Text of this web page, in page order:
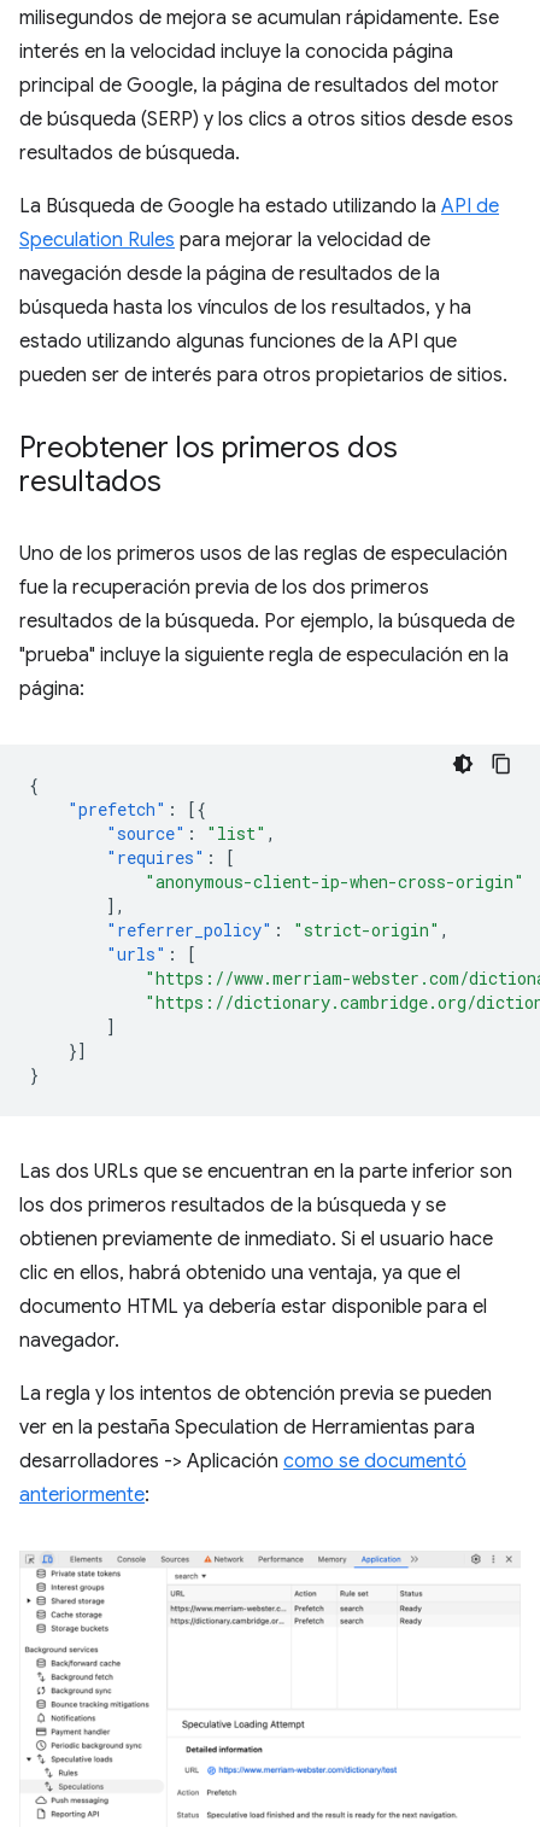
milisegundos de mejora se acumulan rápidamente. Ese
interés en la velocidad incluye la conocida página
principal de Google, la página de resultados del motor
de búsqueda (SERP) y los clics a otros sitios desde esos
resultados de búsqueda.
La Búsqueda de Google ha estado utilizando la API de
Speculation Rules para mejorar la velocidad de
navegación desde la página de resultados de la
búsqueda hasta los vínculos de los resultados, y ha
estado utilizando algunas funciones de la API que
pueden ser de interés para otros propietarios de sitios.
Preobtener los primeros dos
resultados
Uno de los primeros usos de las reglas de especulación
fue la recuperación previa de los dos primeros
resultados de la búsqueda. Por ejemplo, la búsqueda de
"prueba" incluye la siguiente regla de especulación en la
página:
{
"prefetch" :
[{
"source" : "list" ,
"requires" :
[
"anonymous-client-ip-when-cross-origin"
],
"referrer_policy" : "strict-origin" ,
"urls" :
[
"https://www.merriam-webster.com/
"https://dictionary.cambridge.org/
]
}]
}
Las dos URLs que se encuentran en la parte inferior son
los dos primeros resultados de la búsqueda y se
obtienen previamente de inmediato. Si el usuario hace
clic en ellos, habrá obtenido una ventaja, ya que el
documento HTML ya debería estar disponible para el
navegador.
La regla y los intentos de obtención previa se pueden
ver en la pestaña Speculation de Herramientas para
desarrolladores -> Aplicación como se documentó
anteriormente: